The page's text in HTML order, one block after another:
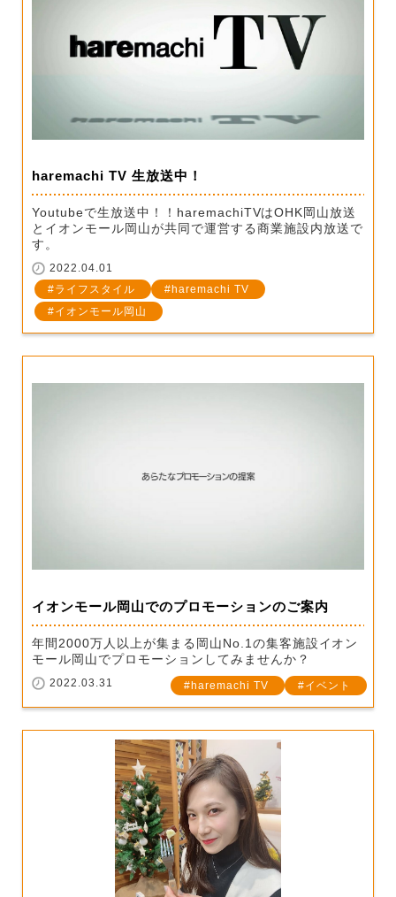
haremachi TV 生放送中！
Youtubeで生放送中！！haremachiTVはOHK岡山放送
とイオンモール岡山が共同で運営する商業施設内放送で
す。
2022.04.01
ライフスタイル
haremachi TV
イオンモール岡山
イオンモール岡山でのプロモーションのご案内
年間2000万人以上が集まる岡山No.1の集客施設イオン
モール岡山でプロモーションしてみませんか？
2022.03.31 haremachi TV イベント